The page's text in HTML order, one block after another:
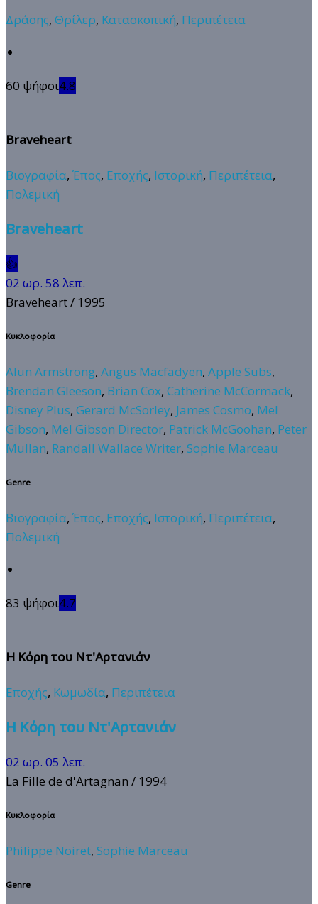
Δράσης, Θρίλερ, Κατασκοπική, Περιπέτεια
60 ψήφοι4.8
Braveheart
Βιογραφία, Έπος, Εποχής, Ιστορική, Περιπέτεια,
Πολεμική
Braveheart
👍
02 ωρ. 58 λεπ.
Braveheart/ 1995
Κυκλοφορία
Alun Armstrong, Angus Macfadyen, Apple Subs,
Brendan Gleeson, Brian Cox, Catherine McCormack,
Disney Plus, Gerard McSorley, James Cosmo, Mel
Gibson, Mel Gibson Director, Patrick McGoohan, Peter
Mullan, Randall Wallace Writer, Sophie Marceau
Genre
Βιογραφία, Έπος, Εποχής, Ιστορική, Περιπέτεια,
Πολεμική
83 ψήφοι4.7
Η Κόρη του Ντ'Αρτανιάν
Εποχής, Κωμωδία, Περιπέτεια
Η Κόρη του Ντ'Αρτανιάν
02 ωρ. 05 λεπ.
La Fille de d'Artagnan / 1994
Κυκλοφορία
Philippe Noiret, Sophie Marceau
Genre